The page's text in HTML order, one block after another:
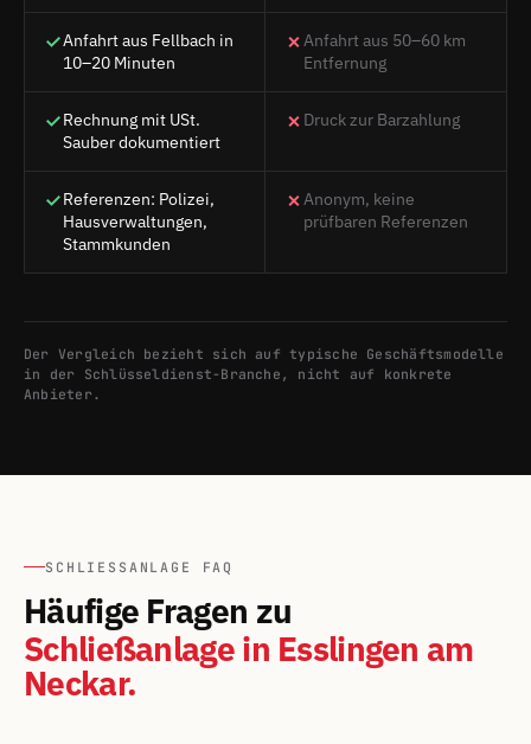
Anfahrt aus Fellbach in
10–20 Minuten
Anfahrt aus 50–60 km
Entfernung
Rechnung mit USt.
Sauber dokumentiert
Druck zur Barzahlung
Referenzen: Polizei,
Hausverwaltungen,
Stammkunden
Anonym, keine
prüfbaren Referenzen
Der Vergleich bezieht sich auf typische Geschäftsmodelle
in der Schlüsseldienst-Branche, nicht auf konkrete
Anbieter.
SCHLIESSANLAGE FAQ
Häufige Fragen zu
Schließanlage in Esslingen am
Neckar.